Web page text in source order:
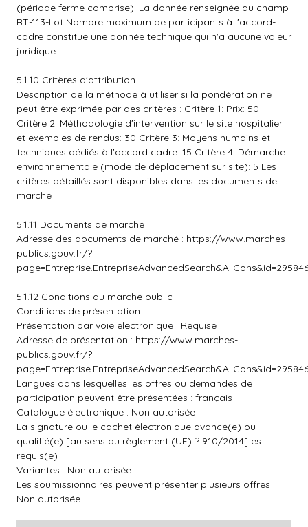
(période ferme comprise). La donnée renseignée au champ
BT-113-Lot Nombre maximum de participants à l'accord-
cadre constitue une donnée technique qui n'a aucune valeur
juridique.
5.1.10 Critères d'attribution
Description de la méthode à utiliser si la pondération ne
peut être exprimée par des critères : Critère 1: Prix: 50
Critère 2: Méthodologie d'intervention sur le site hospitalier
et exemples de rendus: 30 Critère 3: Moyens humains et
techniques dédiés à l'accord cadre: 15 Critère 4: Démarche
environnementale (mode de déplacement sur site): 5 Les
critères détaillés sont disponibles dans les documents de
marché
5.1.11 Documents de marché
Adresse des documents de marché : https://www.marches-
publics.gouv.fr/?
5.1.12 Conditions du marché public
Conditions de présentation :
Présentation par voie électronique : Requise
Adresse de présentation : https://www.marches-
publics.gouv.fr/?
Langues dans lesquelles les offres ou demandes de
participation peuvent être présentées : français
Catalogue électronique : Non autorisée
La signature ou le cachet électronique avancé(e) ou
qualifié(e) [au sens du règlement (UE) ? 910/2014] est
requis(e)
Variantes : Non autorisée
Les soumissionnaires peuvent présenter plusieurs offres :
Non autorisée